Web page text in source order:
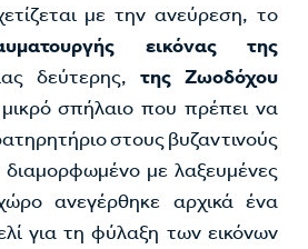
με την ανεύρεση, το
εικόνας της
δεύτερης, της Ζωοδόχου
σπήλαιο που πρέπει να
στους βυζαντινούς
με λαξευμένες
ανεγέρθηκε αρχικά ένα
για τη φύλαξη των εικόνων